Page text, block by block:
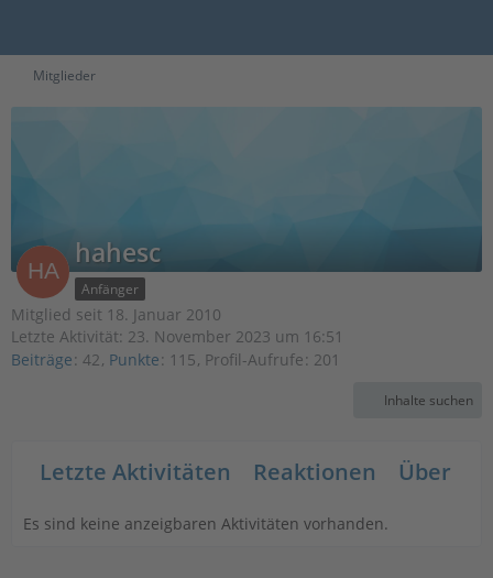
Mitglieder
hahesc
Anfänger
Mitglied seit 18. Januar 2010
Letzte Aktivität: 23. November 2023 um 16:51
Beiträge 42 Punkte 115 Profil-Aufrufe 201
Inhalte suchen
Letzte Aktivitäten Reaktionen Über
Es sind keine anzeigbaren Aktivitäten vorhanden.